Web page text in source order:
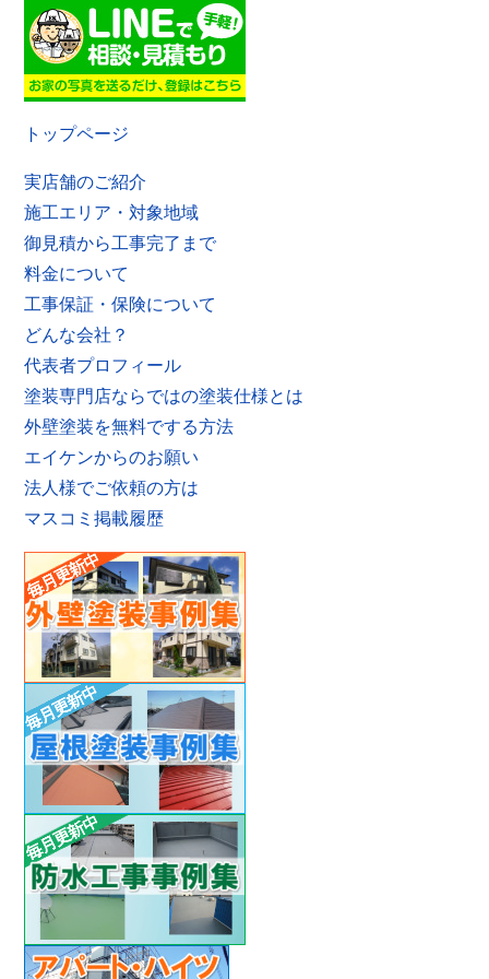
トップページ
実店舗のご紹介
施工エリア・対象地域
御見積から工事完了まで
料金について
工事保証・保険について
どんな会社？
代表者プロフィール
塗装専門店ならではの塗装仕様とは
外壁塗装を無料でする方法
エイケンからのお願い
法人様でご依頼の方は
マスコミ掲載履歴